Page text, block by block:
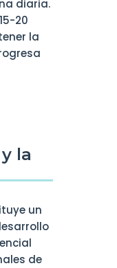
diaria.
20
la
la
un
de